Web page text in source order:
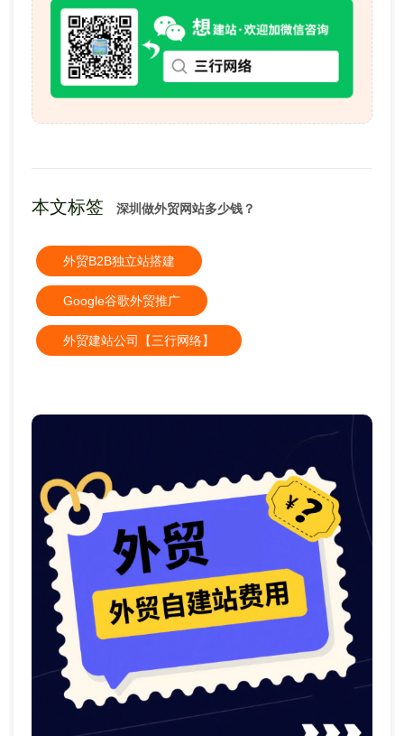
本文标签 深圳做外贸网站多少钱？
外贸B2B独立站搭建
Google谷歌外贸推广
外贸建站公司【三行网络】